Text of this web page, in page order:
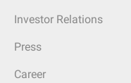
Investor Relations
Press
Career